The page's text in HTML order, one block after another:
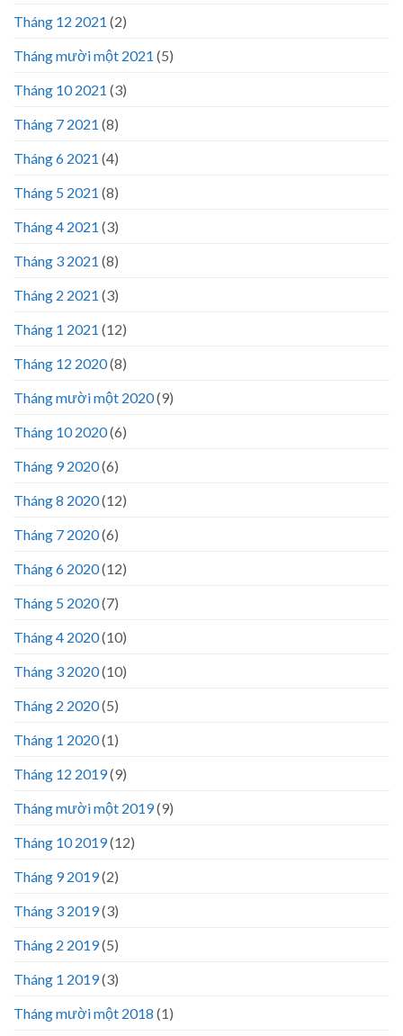
Tháng 12 2021 (2)
Tháng mười một 2021 (5)
Tháng 10 2021 (3)
Tháng 7 2021 (8)
Tháng 6 2021 (4)
Tháng 5 2021 (8)
Tháng 4 2021 (3)
Tháng 3 2021 (8)
Tháng 2 2021 (3)
Tháng 1 2021 (12)
Tháng 12 2020(8)
Tháng mười một 2020(9)
Tháng 10 2020(6)
Tháng 9 2020(6)
Tháng 8 2020(12)
Tháng 7 2020(6)
Tháng 6 2020(12)
Tháng 5 2020(7)
Tháng 4 2020(10)
Tháng 3 2020(10)
Tháng 2 2020(5)
Tháng 1 2020(1)
Tháng 12 2019(9)
Tháng mười một 2019(9)
Tháng 10 2019(12)
Tháng 9 2019(2)
Tháng 3 2019(3)
Tháng 2 2019(5)
Tháng 1 2019(3)
Tháng mười một 2018 (1)